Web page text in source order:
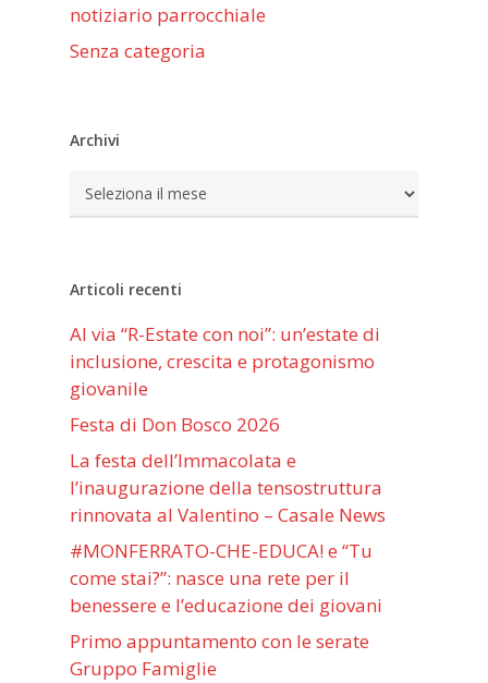
notiziario parrocchiale
Senza categoria
Archivi
Archivi
Articoli recenti
Al via “R-Estate con noi”: un’estate di
inclusione, crescita e protagonismo
giovanile
Festa di Don Bosco 2026
La festa dell’Immacolata e
l’inaugurazione della tensostruttura
rinnovata al Valentino – Casale News
#MONFERRATO-CHE-EDUCA! e “Tu
come stai?”: nasce una rete per il
benessere e l’educazione dei giovani
Primo appuntamento con le serate
Gruppo Famiglie